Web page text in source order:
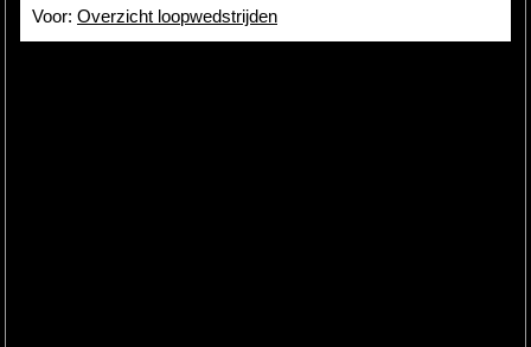
Voor: Overzicht loopwedstrijden